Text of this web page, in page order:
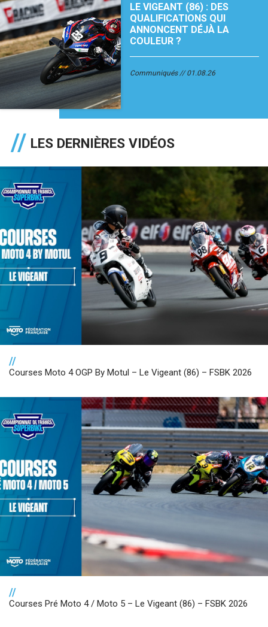
LE VIGEANT (86) : DES
QUALIFICATIONS QUI
ANNONCENT DÉJÀ LA
COULEUR ?
Communiqués 01.08.26
LES DERNIÈRES VIDÉOS
//
Courses Moto 4 OGP By Motul – Le Vigeant (86) – FSBK 2026
//
Courses Pré Moto 4 / Moto 5 – Le Vigeant (86) – FSBK 2026